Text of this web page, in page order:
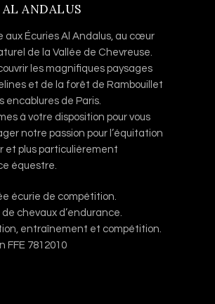
ANDALUS
aux Écuries Al Andalus, au cœur
de la Vallée de Chevreuse.
les magnifiques paysages
et de la forêt de Rambouillet
encablures de Paris.
à votre disposition pour vous
notre passion pour l’équitation
et plus particulièrement
équestre.
écurie de compétition.
chevaux d’endurance.
entraînement et compétition.
FFE 7812010